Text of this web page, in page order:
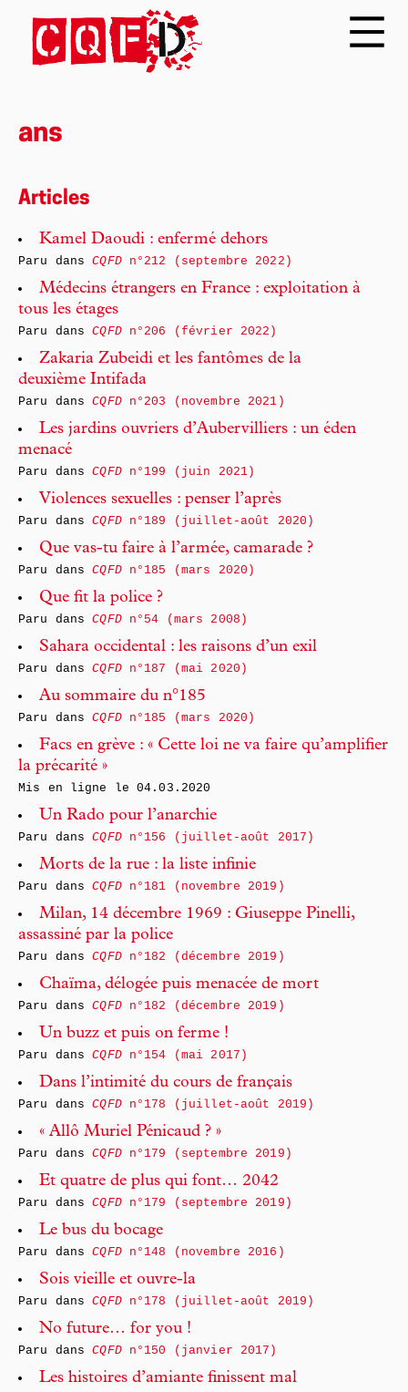
ans
Articles
Kamel Daoudi : enfermé dehors
Paru dansCQFDn°212 (septembre 2022)
Médecins étrangers en France : exploitation à
tous les étages
Paru dansCQFDn°206 (février 2022)
Zakaria Zubeidi et les fantômes de la
deuxième Intifada
Paru dansCQFDn°203 (novembre 2021)
Les jardins ouvriers d’Aubervilliers : un éden
menacé
Paru dansCQFDn°199 (juin 2021)
Violences sexuelles : penser l’après
Paru dansCQFDn°189 (juillet-août 2020)
Que vas-tu faire à l’armée, camarade ?
Paru dansCQFDn°185 (mars 2020)
Que fit la police ?
Paru dansCQFDn°54 (mars 2008)
Sahara occidental : les raisons d’un exil
Paru dansCQFDn°187 (mai 2020)
Au sommaire du n°185
Paru dansCQFDn°185 (mars 2020)
Facs en grève : « Cette loi ne va faire qu’amplifier
la précarité »
Mis en ligne le04.03.2020
Un Rado pour l’anarchie
Paru dansCQFDn°156 (juillet-août 2017)
Morts de la rue : la liste infinie
Paru dansCQFDn°181 (novembre 2019)
Milan, 14 décembre 1969 : Giuseppe Pinelli,
assassiné par la police
Paru dansCQFDn°182 (décembre 2019)
Chaïma, délogée puis menacée de mort
Paru dansCQFDn°182 (décembre 2019)
Un buzz et puis on ferme !
Paru dansCQFDn°154 (mai 2017)
Dans l’intimité du cours de français
Paru dansCQFDn°178 (juillet-août 2019)
« Allô Muriel Pénicaud ? »
Paru dansCQFDn°179 (septembre 2019)
Et quatre de plus qui font… 2042
Paru dansCQFDn°179 (septembre 2019)
Le bus du bocage
Paru dansCQFDn°148 (novembre 2016)
Sois vieille et ouvre-la
Paru dansCQFDn°178 (juillet-août 2019)
No future… for you !
Paru dansCQFDn°150 (janvier 2017)
Les histoires d’amiante finissent mal